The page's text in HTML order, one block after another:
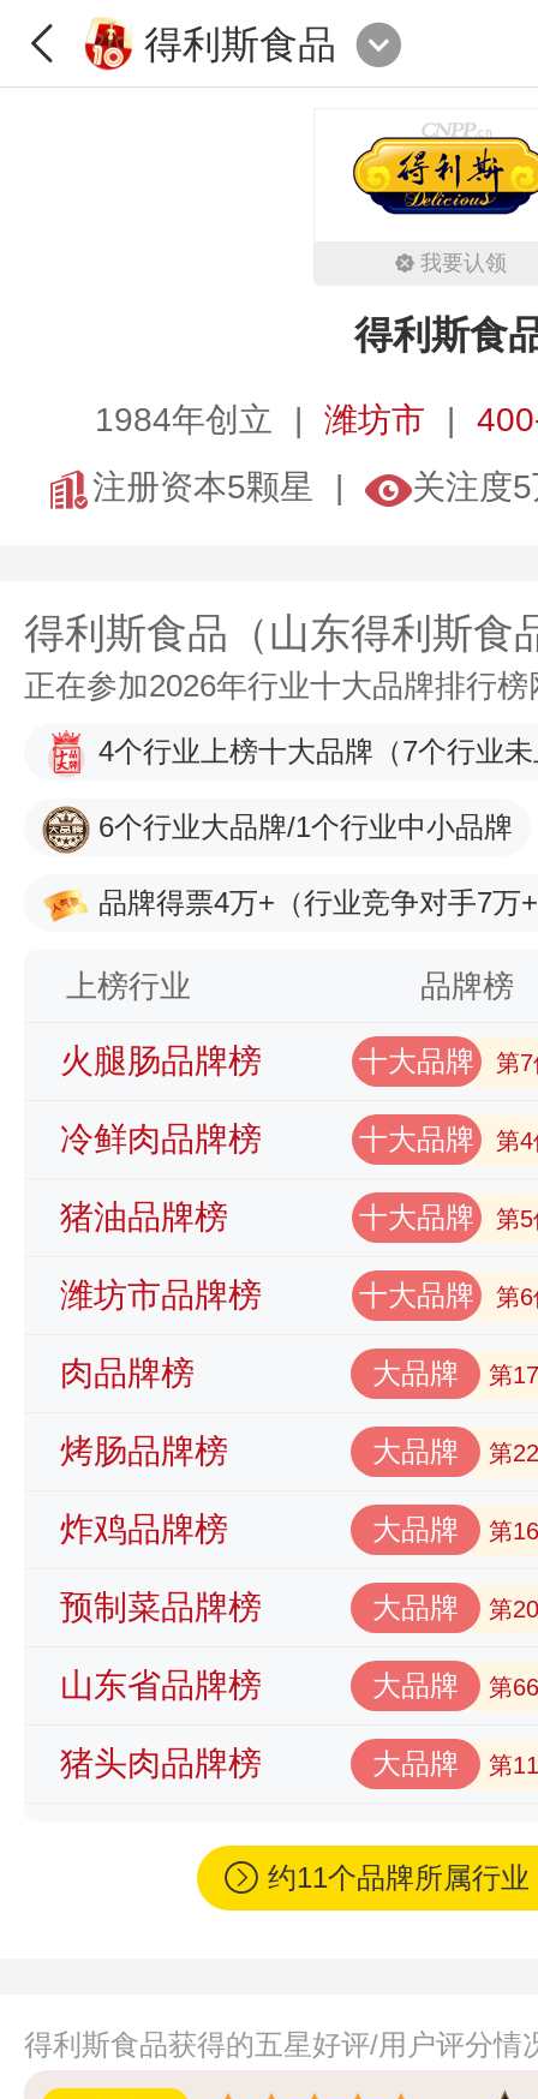
得利斯食品
我要认领
得利斯食
1984年创立 潍坊市
注册资本5颗星
关注度
得利斯食品（山东得利斯食
正在参加2026年行业十大品牌排行
4个行业上榜十大品牌 （7个行业
6个行业大品牌/1个行业中小品牌
品牌得票4万+ （行业竞争对手7万
上榜行业 品牌榜
火腿肠品牌榜 十大品牌 第7
冷鲜肉品牌榜 十大品牌 第4
猪油品牌榜 十大品牌 第5
潍坊市品牌榜 十大品牌 第6
肉品牌榜 大品牌 第
烤肠品牌榜 大品牌 第
炸鸡品牌榜 大品牌 第
预制菜品牌榜 大品牌 第
山东省品牌榜 大品牌 第
猪头肉品牌榜 大品牌 第
约11个品牌所属行
得利斯食品获得的五星好评/用户评分情